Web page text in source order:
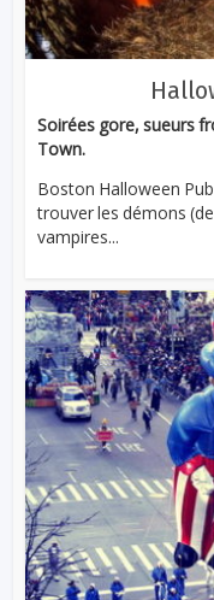
Soirées gore, sueurs
Town.
Boston Halloween
trouver les démons
vampires...